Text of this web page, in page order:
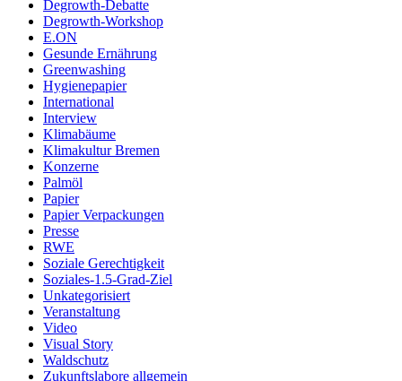
Degrowth-Debatte
Degrowth-Workshop
E.ON
Gesunde Ernährung
Greenwashing
Hygienepapier
International
Interview
Klimabäume
Klimakultur Bremen
Konzerne
Palmöl
Papier
Papier Verpackungen
Presse
RWE
Soziale Gerechtigkeit
Soziales-1.5-Grad-Ziel
Unkategorisiert
Veranstaltung
Video
Visual Story
Waldschutz
Zukunftslabore allgemein